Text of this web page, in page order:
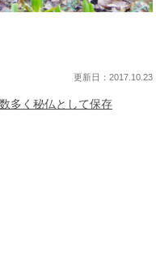
多く秘仏として保存
更新日：2017.10.23